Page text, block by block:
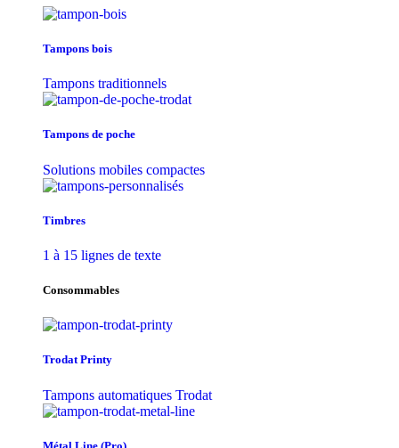
Tampons bois
Tampons traditionnels
Tampons de poche
Solutions mobiles compactes
Timbres
1 à 15 lignes de texte
Consommables
Trodat Printy
Tampons automatiques Trodat